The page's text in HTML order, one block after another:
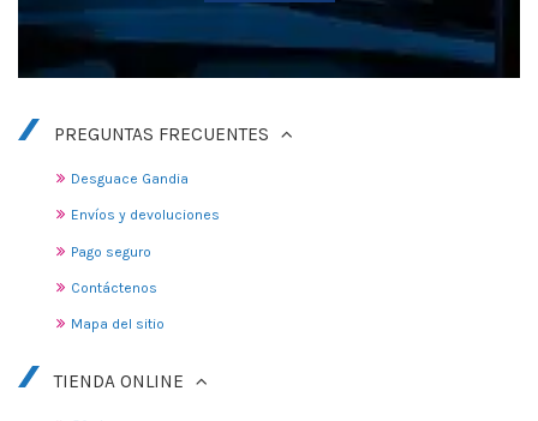
PREGUNTAS FRECUENTES
Desguace Gandia
Envíos y devoluciones
Pago seguro
Contáctenos
Mapa del sitio
TIENDA ONLINE